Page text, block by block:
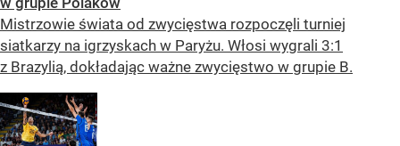
Mistrzowie świata od zwycięstwa rozpoczęli turniej
siatkarzy na igrzyskach w Paryżu. Włosi wygrali 3:1
z Brazylią, dokładając ważne zwycięstwo w grupie B.